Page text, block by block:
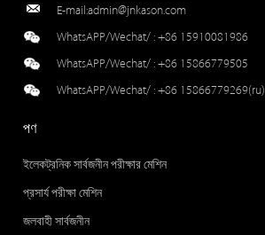
E-mail:admin@jnkason.com
WhatsAPP/Wechat/ :+86 15910081986
WhatsAPP/Wechat/ :+86 15866779505
WhatsAPP/Wechat/ :+86 15866779269(ru)
পণ
ইলেকট্রনিক সার্বজনীন পরীক্ষার মেশিন
প্রসার্য পরীক্ষা মেশিন
জলবাহী সার্বজনীন